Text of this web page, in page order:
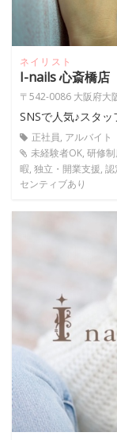
ネイリスト
I-nails 心斎橋店
〒542-0086 大阪府大
SNSで人気♪スタ
正社員, アルバイト
未経験者OK, 研修
暇, 独立・開業支援,
センティブあり